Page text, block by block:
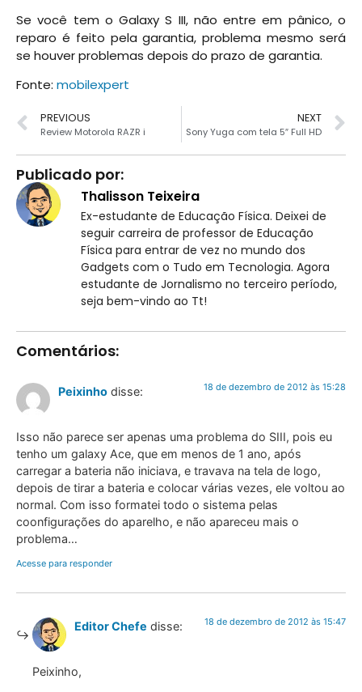
Se você tem o Galaxy S III, não entre em pânico, o
reparo é feito pela garantia, problema mesmo será
se houver problemas depois do prazo de garantia.
Fonte: mobilexpert
PREVIOUS
Review Motorola RAZR i
NEXT
Sony Yuga com tela 5″ Full HD
Publicado por:
Thalisson Teixeira
Ex-estudante de Educação Física. Deixei de
seguir carreira de professor de Educação
Física para entrar de vez no mundo dos
Gadgets com o Tudo em Tecnologia. Agora
estudante de Jornalismo no terceiro período,
seja bem-vindo ao Tt!
Comentários:
Peixinho disse: 18 de dezembro de 2012 às 15:28
Isso não parece ser apenas uma problema do SIII, pois eu
tenho um galaxy Ace, que em menos de 1 ano, após
carregar a bateria não iniciava, e travava na tela de logo,
depois de tirar a bateria e colocar várias vezes, ele voltou ao
normal. Com isso formatei todo o sistema pelas
coonfigurações do aparelho, e não apareceu mais o
problema…
Acesse para responder
Editor Chefe disse: 18 de dezembro de 2012 às 15:47
Peixinho,